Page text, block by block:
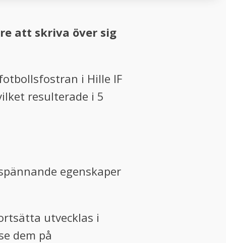
att skriva över sig
i Hille IF
resulterade i 5
egenskaper
utvecklas i
dem på